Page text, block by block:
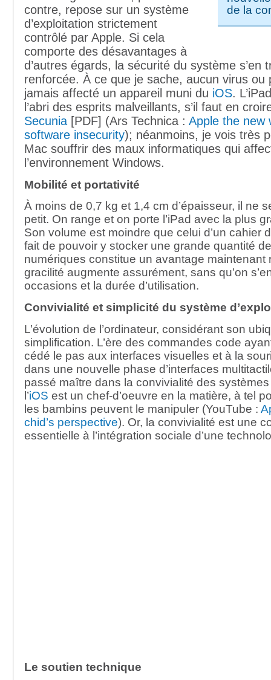
de la
contre, repose sur un système
d’exploitation strictement
contrôlé par Apple. Si cela
comporte des désavantages à
d’autres égards, la sécurité du système s’en
renforcée. À ce que je sache, aucun virus ou
jamais affecté un appareil muni du iOS.
l’abri des esprits malveillants, s’il faut en
Secunia [PDF] (Ars Technica : Apple the new
software insecurity); néanmoins, je vois très
Mac souffrir des maux informatiques qui
l’environnement Windows.
Mobilité et portativité
À moins de 0,7 kg et 1,4 cm d’épaisseur, il ne
petit. On range et on porte l’iPad avec la plus
Son volume est moindre que celui d’un cahier
fait de pouvoir y stocker une grande quantité
numériques constitue un avantage maintenant
gracilité augmente assurément, sans qu’on
occasions et la durée d’utilisation.
Convivialité et simplicité du système
L’évolution de l’ordinateur, considérant son
simplification. L’ère des commandes code
cédé le pas aux interfaces visuelles et à la
dans une nouvelle phase d’interfaces
passé maître dans la convivialité des systèmes
l’iOS est un chef-d’oeuvre en la matière, à tel
les bambins peuvent le manipuler (YouTube :
chid’s perspective). Or, la convivialité est une
essentielle à l’intégration sociale d’une
Le soutien technique